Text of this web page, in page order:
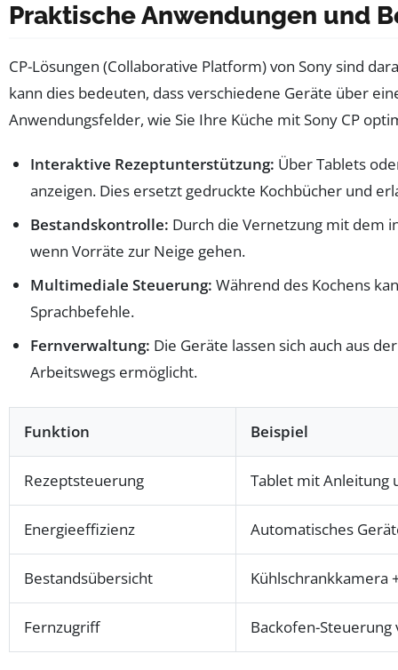
Praktische Anwendungen und
CP-Lösungen (Collaborative Platform) von Sony sind
kann dies bedeuten, dass verschiedene Geräte über
Anwendungsfelder, wie Sie Ihre Küche mit Sony CP
Interaktive Rezeptunterstützung: Über Tablets
anzeigen. Dies ersetzt gedruckte Kochbücher und
Bestandskontrolle: Durch die Vernetzung mit dem
wenn Vorräte zur Neige gehen.
Multimediale Steuerung: Während des Kochens
Sprachbefehle.
Fernverwaltung: Die Geräte lassen sich auch aus
Arbeitswegs ermöglicht.
Funktion Beispiel
Rezeptsteuerung Tablet mit Anleitung
Energieeffizienz Automatisches
Bestandsübersicht Kühlschrankkamera
Fernzugriff Backofen-Steuerung